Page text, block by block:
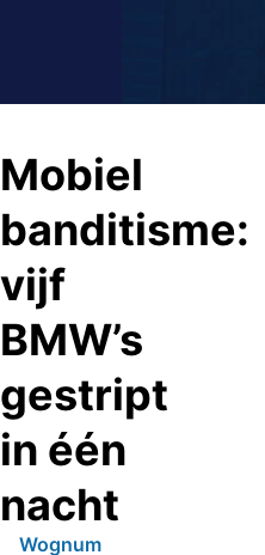
Mobiel
banditisme:
vijf
BMW’s
gestript
in één
nacht
Wognum